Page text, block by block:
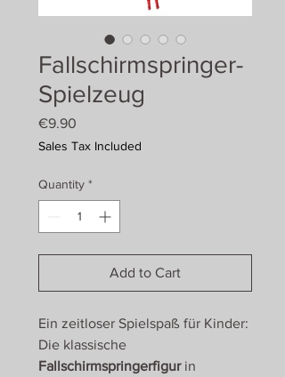
Fallschirmspringer-
Spielzeug
€9.90
Sales Tax Included
Quantity *
Add to Cart
Ein zeitloser Spielspaß für Kinder:
Die klassische
Fallschirmspringerfigurin